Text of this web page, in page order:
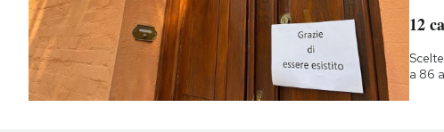
12
a 86